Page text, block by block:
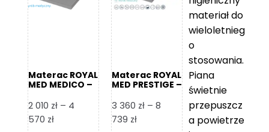
Materac ROYAL
MED MEDICO –
2 010 zł – 4
570 złZakres
Materac ROYAL
MED PRESTIGE –
3 360 zł – 8
739 złZakres
materiał do
wieloletnieg
o
stosowania.
Piana
świetnie
przepuszcz
a powietrze